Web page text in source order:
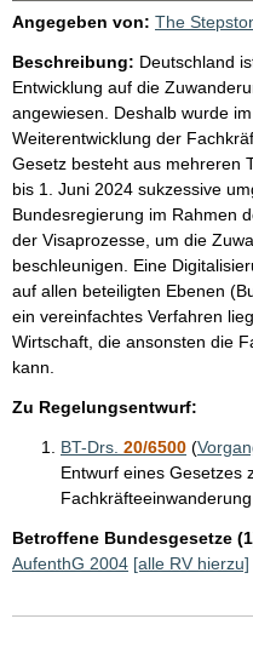
Angegeben von: The
Beschreibung: Deutschland
Entwicklung auf die
angewiesen. Deshalb wurde
Weiterentwicklung der
Gesetz besteht aus mehreren
bis 1. Juni 2024 sukzessive
Bundesregierung im Rahmen
der Visaprozesse, um die
beschleunigen. Eine
auf allen beteiligten Ebenen
ein vereinfachtes Verfahren
Wirtschaft, die ansonsten die
kann.
Zu Regelungsentwurf:
BT-Drs. 20/6500 (
Entwurf eines Gesetzes
Fachkräfteeinwanderung
Betroffene Bundesgesetze
AufenthG 2004 [alle RV hierzu]